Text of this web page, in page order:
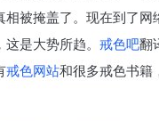
被掩盖了。现在到了网
是大势所趋。 戒色吧翻
戒色网站和很多戒色书籍